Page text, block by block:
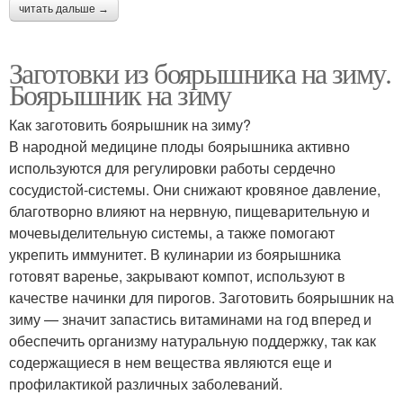
читать дальше →
Заготовки из боярышника на зиму.
Боярышник на зиму
Как заготовить боярышник на зиму?
В народной медицине плоды боярышника активно
используются для регулировки работы сердечно
сосудистой-системы. Они снижают кровяное давление,
благотворно влияют на нервную, пищеварительную и
мочевыделительную системы, а также помогают
укрепить иммунитет. В кулинарии из боярышника
готовят варенье, закрывают компот, используют в
качестве начинки для пирогов. Заготовить боярышник на
зиму — значит запастись витаминами на год вперед и
обеспечить организму натуральную поддержку, так как
содержащиеся в нем вещества являются еще и
профилактикой различных заболеваний.